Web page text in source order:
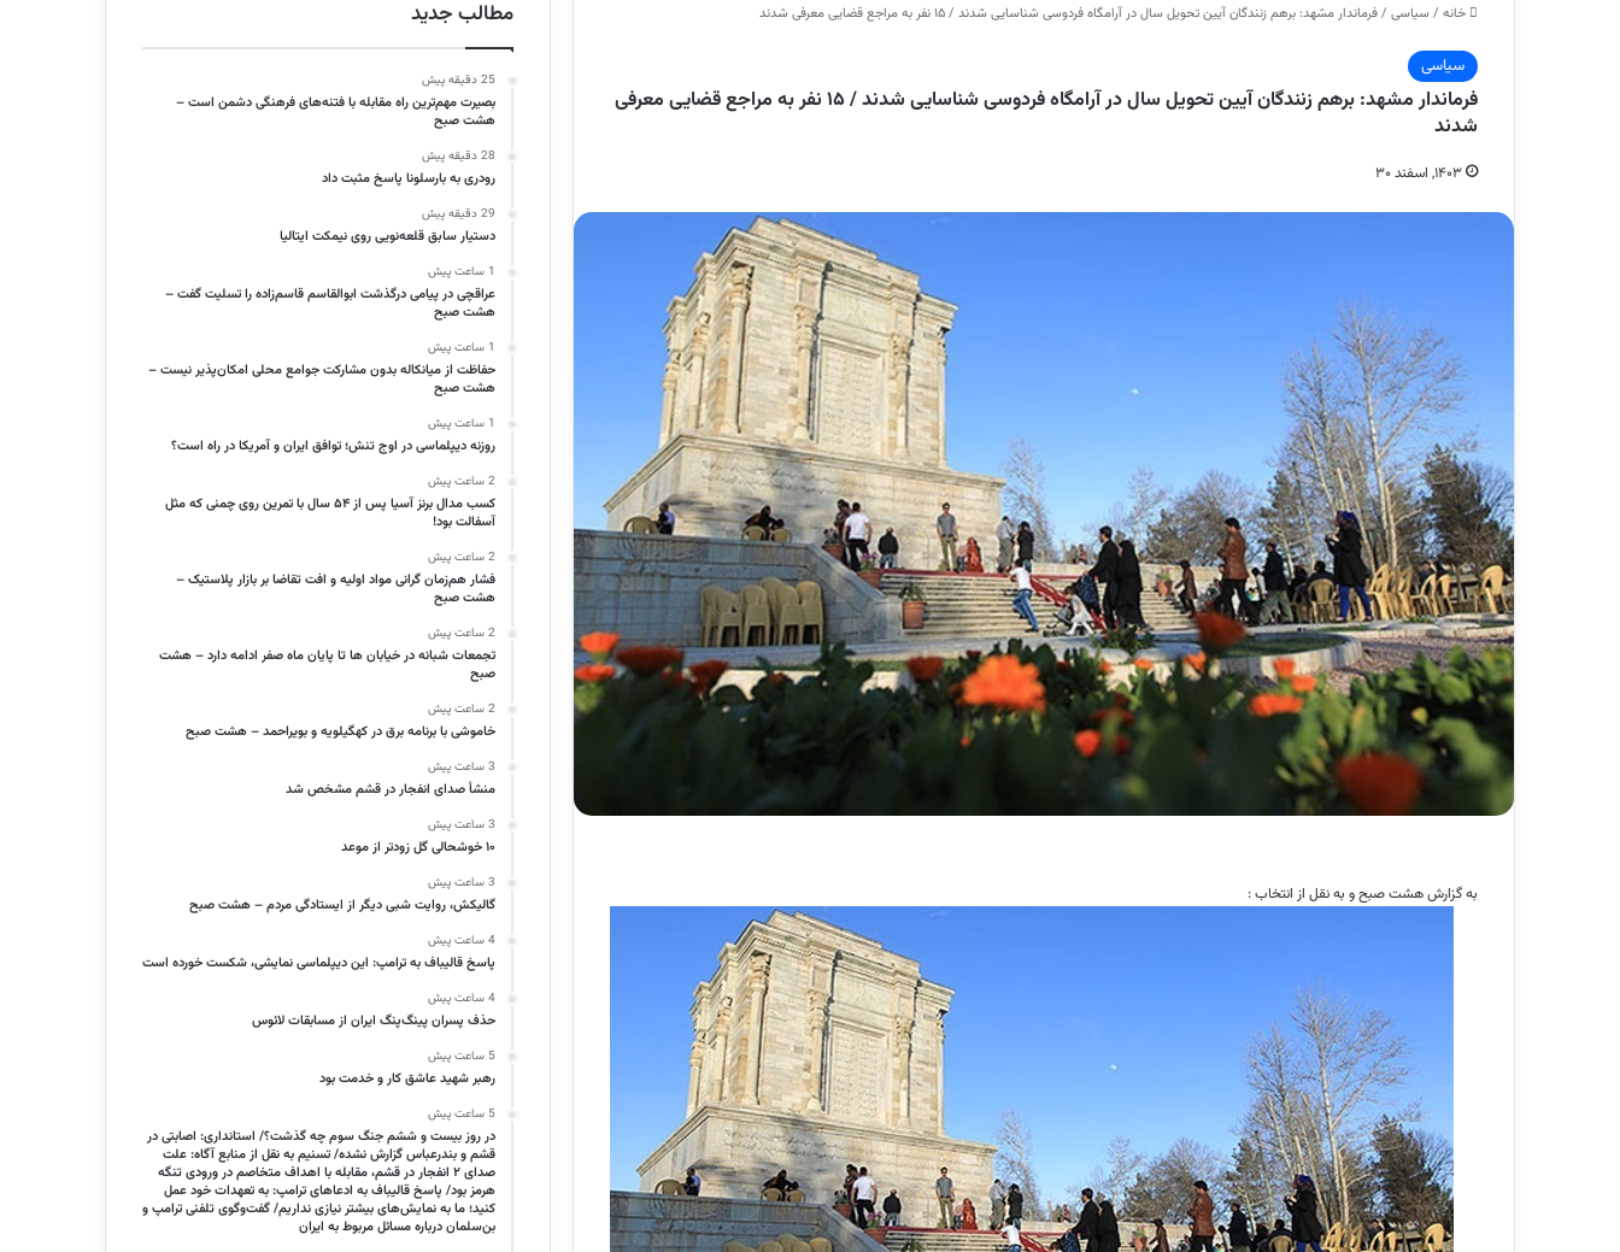
خانه / سیاسی /فرماندار مشهد: برهم زنندگان آیین تحویل سال در آرامگاه فردوسی شناسایی شدند / ۱۵ نفر به مراجع قضایی معرفی شدند
سیاسی
فرماندار مشهد: برهم زنندگان آیین تحویل سال در آرامگاه فردوسی شناسایی شدند / ۱۵ نفر به مراجع قضایی معرفی
شدند
۱۴۰۳, اسفند ۳۰
به گزارش هشت صبح و به نقل از انتخاب :
مطالب جدید
25 دقیقه پیش
بصیرت مهم‌ترین راه مقابله با فتنه‌های فرهنگی دشمن است –
هشت صبح
28 دقیقه پیش
رودری به بارسلونا پاسخ مثبت داد
29 دقیقه پیش
دستیار سابق قلعه‌نویی روی نیمکت ایتالیا
1 ساعت پیش
عراقچی در پیامی درگذشت ابوالقاسم قاسم‌زاده را تسلیت گفت –
هشت صبح
1 ساعت پیش
حفاظت از میانکاله بدون مشارکت جوامع محلی امکان‌پذیر نیست –
هشت صبح
1 ساعت پیش
روزنه دیپلماسی در اوج تنش؛ توافق ایران و آمریکا در راه است؟
2 ساعت پیش
کسب مدال برنز آسیا پس از ۵۴ سال با تمرین روی چمنی که مثل
آسفالت بود!
2 ساعت پیش
فشار هم‌زمان گرانی مواد اولیه و افت تقاضا بر بازار پلاستیک –
هشت صبح
2 ساعت پیش
تجمعات شبانه در خیابان ها تا پایان ماه صفر ادامه دارد – هشت
صبح
2 ساعت پیش
خاموشی با برنامه برق در کهگیلویه و بویراحمد – هشت صبح
3 ساعت پیش
منشأ صدای انفجار در قشم مشخص شد
3 ساعت پیش
۱۰ خوشحالی گل زودتر از موعد
3 ساعت پیش
گالیکش، روایت شبی دیگر از ایستادگی مردم – هشت صبح
4 ساعت پیش
پاسخ قالیباف به ترامپ: این دیپلماسی نمایشی، شکست خورده است
4 ساعت پیش
حذف پسران پینگ‌پنگ ایران از مسابقات لائوس
5 ساعت پیش
رهبر شهید عاشق کار و خدمت بود
5 ساعت پیش
در روز بیست و ششم جنگ سوم چه گذشت؟/ استانداری: اصابتی در
قشم و بندرعباس گزارش نشده/ تسنیم به نقل از منابع آگاه: علت
صدای ۲ انفجار در قشم، مقابله با اهداف متخاصم در ورودی تنگه
هرمز بود/ پاسخ قالیباف به ادعاهای ترامپ: به تعهدات‌ خود عمل
کنید؛ ما به نمایش‌های بیشتر نیازی نداریم/ گفت‌وگوی تلفنی ترامپ و
بن‌سلمان درباره مسائل مربوط به ایران